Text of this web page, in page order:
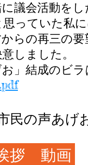
議会活動を
っていた私
からの再三の
しました。
」結成のビ
民の声あ
拶 動画